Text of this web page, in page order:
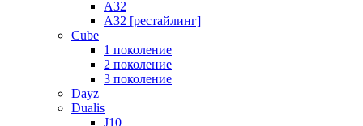
A32
A32 [рестайлинг]
Cube
1 поколение
2 поколение
3 поколение
Dayz
Dualis
J10